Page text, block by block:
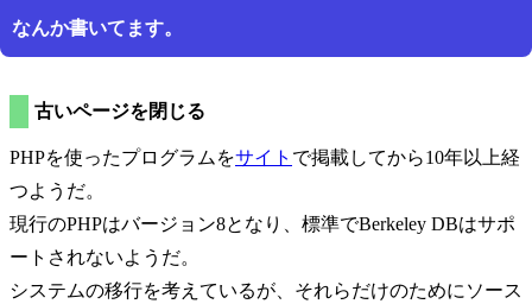
なんか書いてます。
古いページを閉じる
PHPを使ったプログラムをサイト で掲載してから10年以上経
つようだ。
現行のPHPはバージョン8となり、標準でBerkeley DBはサポ
ートされないようだ。
システムの移行を考えているが、それらだけのためにソース